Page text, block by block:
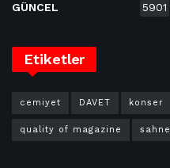
GÜNCEL 5901
Etiketler
cemiyet DAVET konser
quality of magazine sahne